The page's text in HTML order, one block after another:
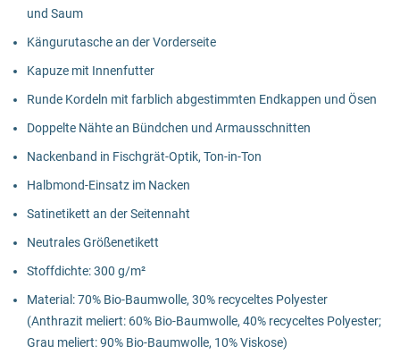
und Saum
Kängurutasche an der Vorderseite
Kapuze mit Innenfutter
Runde Kordeln mit farblich abgestimmten Endkappen und Ösen
Doppelte Nähte an Bündchen und Armausschnitten
Nackenband in Fischgrät-Optik, Ton-in-Ton
Halbmond-Einsatz im Nacken
Satinetikett an der Seitennaht
Neutrales Größenetikett
Stoffdichte: 300 g/m²
Material: 70% Bio-Baumwolle, 30% recyceltes Polyester
(Anthrazit meliert: 60% Bio-Baumwolle, 40% recyceltes Polyester;
Grau meliert: 90% Bio-Baumwolle, 10% Viskose)